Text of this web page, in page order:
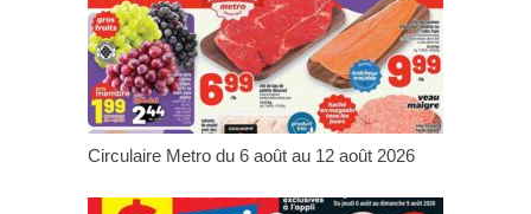
Circulaire Metro du 6 août au 12 août 2026